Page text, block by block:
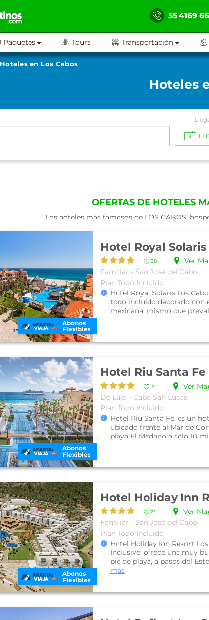
55 4169
Paquetes Tours Transportación
Hoteles en Los Cabos
Hoteles
OFERTAS DE HOTELES
Los hoteles más famosos de LOS CABOS,
Abonos
Flexibles
Hotel Royal Solaris
38
Ver
Familiar - San José del Cabo
Plan Todo Incluido
Hotel Royal Solaris Los
todo incluido decorado con
mexicana, mismo que
Abonos
Flexibles
Hotel Riu Santa Fe
31
Ver
De Lujo - Cabo San Lucas
Plan Todo Incluido
Hotel Riu Santa Fe, es un
ubicado frente al Mar de
playa El Médano a sólo 10
Abonos
Flexibles
21
Ver
Familiar - San José del Cabo
Plan Todo Incluido
Hotel Holiday Inn Resort
Inclusive, ofrece una muy
pie de playa, a pasos del
más